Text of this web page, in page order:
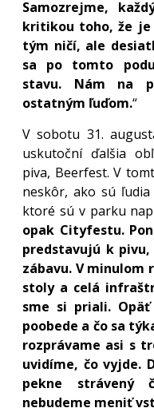
Samozrejme,
kritikou toho, že je
tým ničí, ale
sa po tomto
stavu. Nám na
ostatným ľuďom.“
V sobotu 31.
uskutoční ďalšia
piva, Beerfest. V
neskôr, ako sú
ktoré sú v parku
opak Cityfestu.
predstavujú k
zábavu. V minulom
stoly a celá
sme si priali.
poobede a čo sa
rozprávame asi s
uvidíme, čo vyjde.
pekne
nebudeme meniť